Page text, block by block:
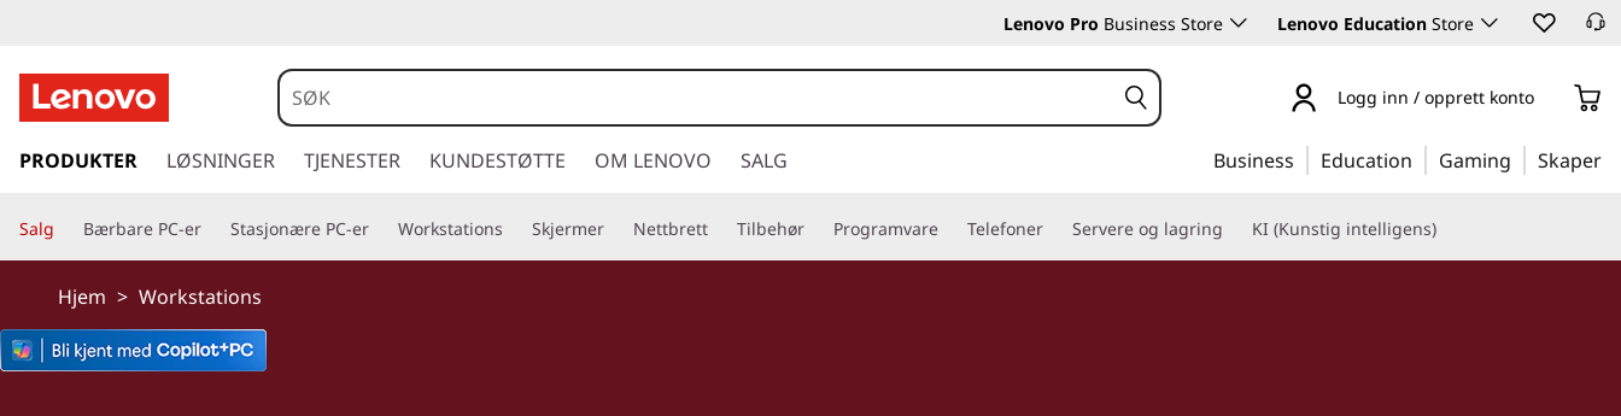
e
n
o
v
T
h
Lenovo Pro Business Store Lenovo Education Store
å
l
h
e
d
Logg inn / opprett konto
PRODUKTER LØSNINGER TJENESTER KUNDESTØTTE OM LENOVO SALG Business Education Gaming Skaper
Salg Bærbare PC-er Stasjonære PC-er Workstations Skjermer Nettbrett Tilbehør Programvare Telefoner Servere og lagring KI (Kunstig intelligens)
Hjem > Workstations